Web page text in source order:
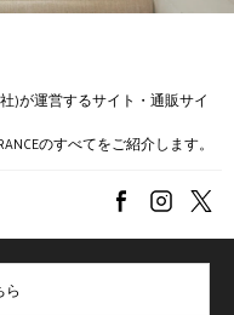
)が運営するサイト・通販サイ
のすべてをご紹介します。
ら